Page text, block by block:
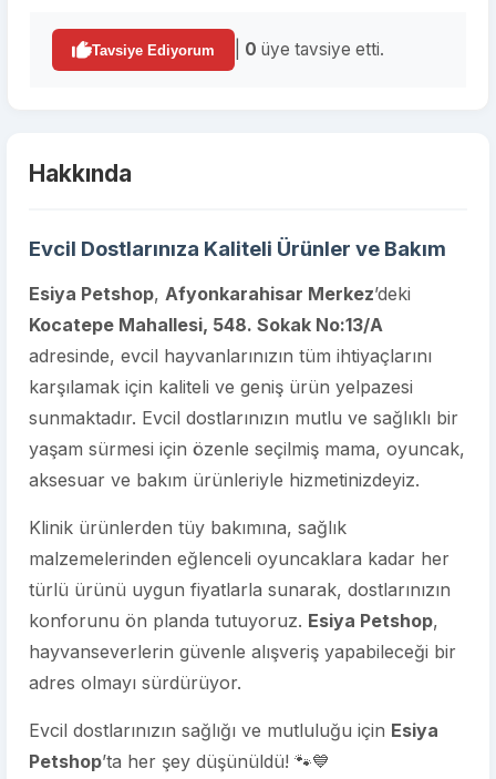
Tavsiye Ediyorum 0 üye tavsiye etti.
Hakkında
Evcil Dostlarınıza Kaliteli Ürünler ve Bakım
Esiya Petshop, Afyonkarahisar Merkez’deki
Kocatepe Mahallesi, 548. Sokak No:13/A
adresinde, evcil hayvanlarınızın tüm ihtiyaçlarını
karşılamak için kaliteli ve geniş ürün yelpazesi
sunmaktadır. Evcil dostlarınızın mutlu ve sağlıklı bir
yaşam sürmesi için özenle seçilmiş mama, oyuncak,
aksesuar ve bakım ürünleriyle hizmetinizdeyiz.
Klinik ürünlerden tüy bakımına, sağlık
malzemelerinden eğlenceli oyuncaklara kadar her
türlü ürünü uygun fiyatlarla sunarak, dostlarınızın
konforunu ön planda tutuyoruz. Esiya Petshop,
hayvanseverlerin güvenle alışveriş yapabileceği bir
adres olmayı sürdürüyor.
Evcil dostlarınızın sağlığı ve mutluluğu için Esiya
Petshop’ta her şey düşünüldü! 🐾💙